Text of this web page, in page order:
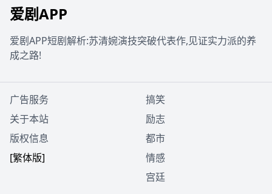
爱剧APP
爱剧APP短剧解析:苏清婉演技突破代表作,见证实力派的养
成之路!
广告服务
关于本站
版权信息
[繁体版]
搞笑
励志
都市
情感
宫廷